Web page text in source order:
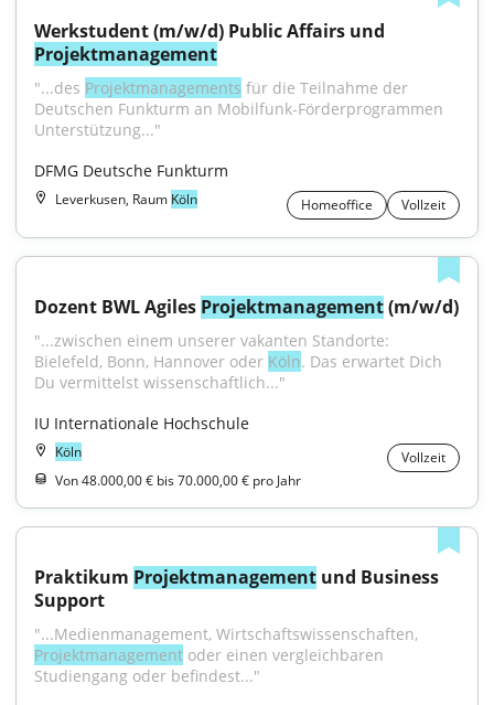
Projektmanagement
"...des Projektmanagements für die Teilnahme der
Deutschen Funkturm an Mobilfunk-Förderprogrammen
Unterstützung..."
DFMG Deutsche Funkturm
Leverkusen, Raum Köln Homeoffice Vollzeit
Dozent BWL Agiles Projektmanagement (m/w/d)
"...zwischen einem unserer vakanten Standorte:
Bielefeld, Bonn, Hannover oder Köln. Das erwartet Dich
Du vermittelst wissenschaftlich..."
IU Internationale Hochschule
Köln
Vollzeit
Von 48.000,00 € bis 70.000,00 € pro Jahr
Praktikum Projektmanagement und Business
Support
Projektmanagement oder einen vergleichbaren
Studiengang oder befindest..."